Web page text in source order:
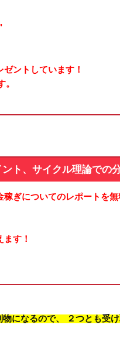
ントしています！
。
ト、サイクル理論での
ぎについてのレポートを無
す！
になるので、 ２つとも受け